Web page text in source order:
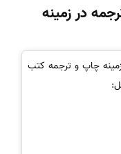
در زمینه
چاپ و ترجمه کتب